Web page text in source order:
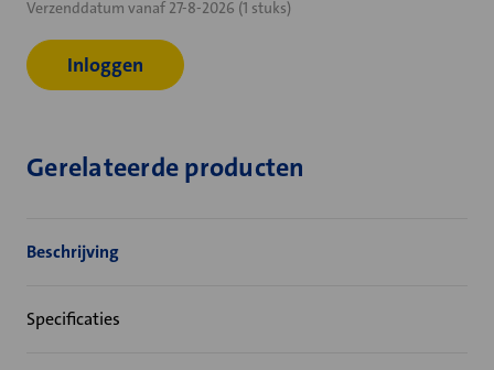
voorraad:
Verzenddatum vanaf 27-8-2026 (1 stuks)
Inloggen
Gerelateerde producten
Beschrijving
Specificaties